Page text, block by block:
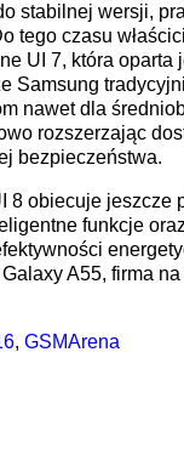
stabilnej wersji,
tego czasu
UI 7, która oparta
Samsung
nawet dla
rozszerzając
bezpieczeństwa.
8 obiecuje jeszcze
funkcje
A55, firma
, GSMArena